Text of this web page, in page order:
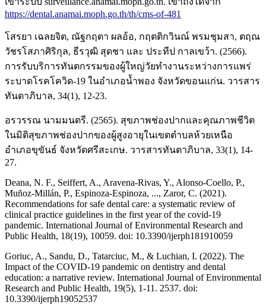
https://dental.anamai.moph.go.th/th/cms-of-481
โสรยา เฉลยจิต, ณัฐกฤตา ผลอ้อ, กฤตติกวินณ์ พรมชุมสา, ตฤณ
วัชรโสภาศิริกุล, ธีรวุฒิ สุดชา และ ประทีป กาลเขว้า. (2566).
การรับบริการทันตกรรมของผู้ใหญ่วัยทำงานระหว่างการแพร่
ระบาดโรคโควิด-19 ในอำเภอน้ำพอง จังหวัดขอนแก่น. วารสาร
ทันตาภิบาล, 34(1), 12-23.
อรวรรณ นามมนตรี. (2565). สุขภาพช่องปากและคุณภาพชีวิต
ในมิติสุขภาพช่องปากของผู้สูงอายุในเขตตำบลห้วยเหนือ
อำเภอขุขันธ์ จังหวัดศรีสะเกษ. วารสารทันตาภิบาล, 33(1), 14-
27.
Deana, N. F., Seiffert, A., Aravena-Rivas, Y., Alonso‐Coello, P.,
Muñoz-Millán, P., Espinoza-Espinoza, ..., Zaror, C. (2021).
Recommendations for safe dental care: a systematic review of
clinical practice guidelines in the first year of the covid-19
pandemic. International Journal of Environmental Research and
Public Health, 18(19), 10059. doi: 10.3390/ijerph181910059
Goriuc, A., Sandu, D., Tatarciuc, M., & Luchian, I. (2022). The
Impact of the COVID-19 pandemic on dentistry and dental
education: a narrative review. International Journal of Environmental
Research and Public Health, 19(5), 1-11. 2537. doi:
10.3390/ijerph19052537